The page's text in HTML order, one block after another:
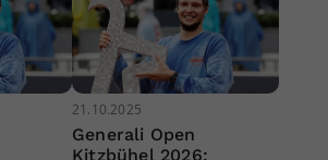
21.10.2025
Generali Open
Kitzbühel 2026: